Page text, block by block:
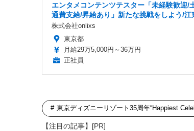
エンタメコンテンツテスター「未経験歓迎/
通費支給/昇給あり」新たな挑戦をしよう/
株式会社onlixs
東京都
月給29万5,000円～36万円
正社員
東京ディズニーリゾート35周年“Happiest
【注目の記事】[PR]